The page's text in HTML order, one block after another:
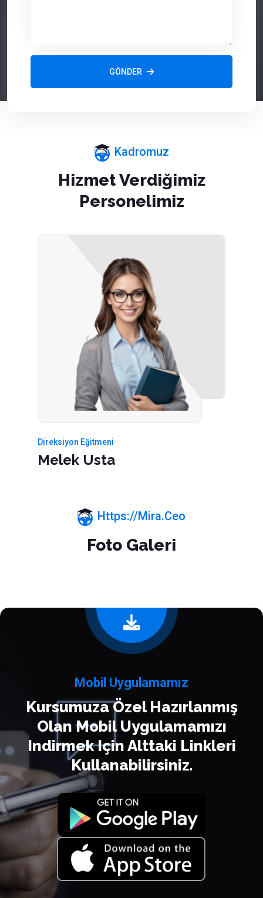
GÖNDER
Kadromuz
Hizmet Verdiğimiz
Personelimiz
Direksiyon Eğitmeni
Melek Usta
Https://mira.ceo
Foto Galeri
Mobil Uygulamamız
Kursumuza Özel Hazırlanmış
Olan Mobil Uygulamamızı
Indirmek Için Alttaki Linkleri
Kullanabilirsiniz.